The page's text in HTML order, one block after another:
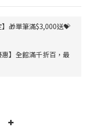
🎁單筆滿$3,000送💝
】全館滿千折百，最